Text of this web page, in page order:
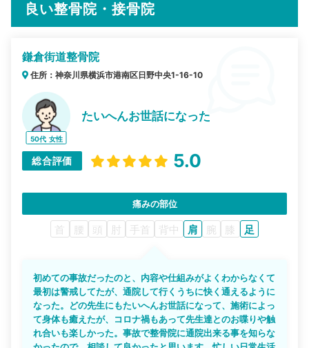
良い整骨院・接骨院
鎌倉街道整骨院
住所：神奈川県横浜市港南区日野中央1-16-10
50代 女性
たいへんお世話になった
総合評価 5.0
痛みの部位
首 腰 頭 肘 手首 背中 肩 腕 膝 足
初めての事故だったのと、内容や仕組みがよくわからなくて
最初は警戒してたが、通院して行くうちに快く通えるように
なった。どの先生にもたいへんお世話になって、施術によっ
て身体も癒えたが、コロナ禍もあって先生達とのお喋りや触
れ合いも楽しかった。事故で整骨院に通院出来る事を知らな